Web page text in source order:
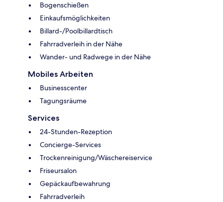
Bogenschießen
Einkaufsmöglichkeiten
Billard-/Poolbillardtisch
Fahrradverleih in der Nähe
Wander- und Radwege in der Nähe
Mobiles Arbeiten
Businesscenter
Tagungsräume
Services
24-Stunden-Rezeption
Concierge-Services
Trockenreinigung/Wäschereiservice
Friseursalon
Gepäckaufbewahrung
Fahrradverleih